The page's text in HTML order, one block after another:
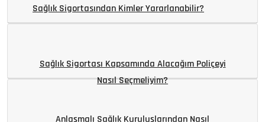
Sağlık Sigortasından Kimler Yararlanabilir?
Sağlık Sigortası Kapsamında Alacağım Poliçeyi
Nasıl Seçmeliyim?
Anlaşmalı Sağlık Kuruluşlarından Nasıl